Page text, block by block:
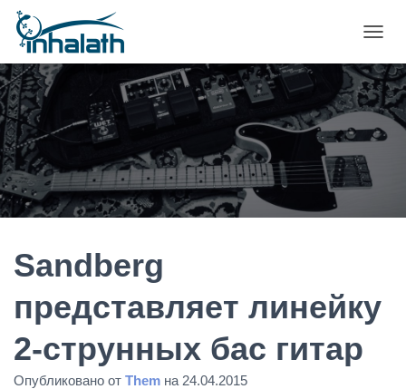
Е
Р
Е
К
Л
Ь
Г
А
Sandberg
представляет линейку
2-струнных бас гитар
Опубликовано от Them на 24.04.2015